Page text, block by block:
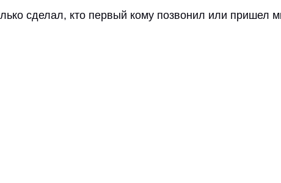
сделал, кто первый кому позвонил или пришел